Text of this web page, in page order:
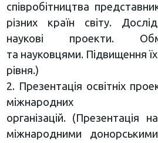
співробітництва
різних країн світу.
наукові проекти.
та науковцями. Підвищення
рівня.)
2. Презентація освітніх
міжнародних
організацій. (Презентація
міжнародними